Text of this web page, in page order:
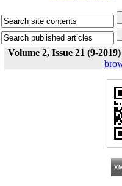
Volume 2, Issue 21 (9-2019)